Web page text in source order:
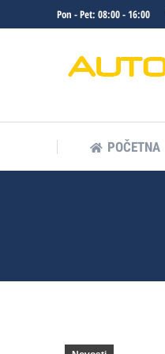
Pon - Pet: 08:00 - 16:00
POČETNA
POČETNA